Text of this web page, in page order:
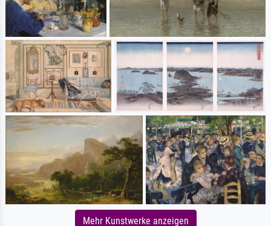
Mehr Kunstwerke anzeigen